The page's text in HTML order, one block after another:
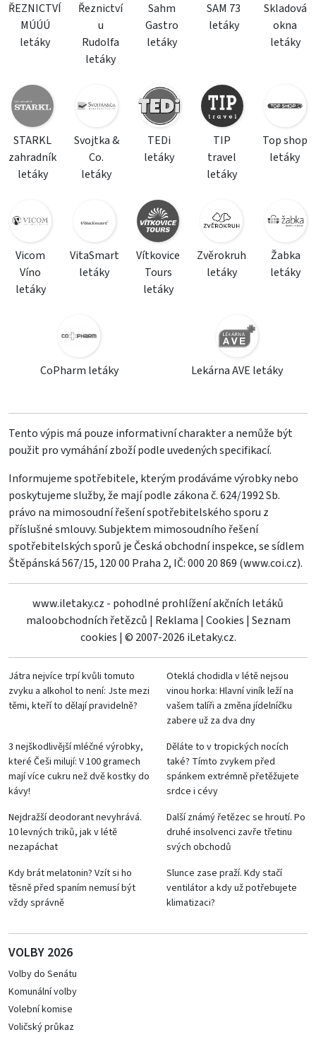
ŘEZNICTVÍ
MÚÚÚ
letáky
Řeznictví
u
Rudolfa
letáky
Sahm
Gastro
letáky
SAM 73
letáky
Skladová
okna
letáky
STARKL
zahradník
letáky
Svojtka &
Co.
letáky
TEDi
letáky
TIP
travel
letáky
Top shop
letáky
Vicom
Víno
letáky
VitaSmart
letáky
Vítkovice
Tours
letáky
Zvěrokruh
letáky
Žabka
letáky
CoPharm letáky Lekárna AVE letáky
Tento výpis má pouze informativní charakter a nemůže být
použit pro vymáhání zboží podle uvedených specifikací.
Informujeme spotřebitele, kterým prodáváme výrobky nebo
poskytujeme služby, že mají podle zákona č. 624/1992 Sb.
právo na mimosoudní řešení spotřebitelského sporu z
příslušné smlouvy. Subjektem mimosoudního řešení
spotřebitelských sporů je Česká obchodní inspekce, se sídlem
Štěpánská 567/15, 120 00 Praha 2, IČ: 000 20 869 (www.coi.cz).
www.iletaky.cz - pohodlné prohlížení akčních letáků
maloobchodních řetězců | Reklama | Cookies | Seznam
cookies | © 2007-2026 iLetaky.cz.
Játra nejvíce trpí kvůli tomuto
zvyku a alkohol to není: Jste mezi
těmi, kteří to dělají pravidelně?
Oteklá chodidla v létě nejsou
vinou horka: Hlavní viník leží na
vašem talíři a změna jídelníčku
zabere už za dva dny
3 nejškodlivější mléčné výrobky,
které Češi milují: V 100 gramech
mají více cukru než dvě kostky do
kávy!
Děláte to v tropických nocích
také? Tímto zvykem před
spánkem extrémně přetěžujete
srdce i cévy
Nejdražší deodorant nevyhrává.
10 levných triků, jak v létě
nezapáchat
Další známý řetězec se hroutí. Po
druhé insolvenci zavře třetinu
svých obchodů
Kdy brát melatonin? Vzít si ho
těsně před spaním nemusí být
vždy správně
Slunce zase praží. Kdy stačí
ventilátor a kdy už potřebujete
klimatizaci?
VOLBY 2026
Volby do Senátu
Komunální volby
Volební komise
Voličský průkaz